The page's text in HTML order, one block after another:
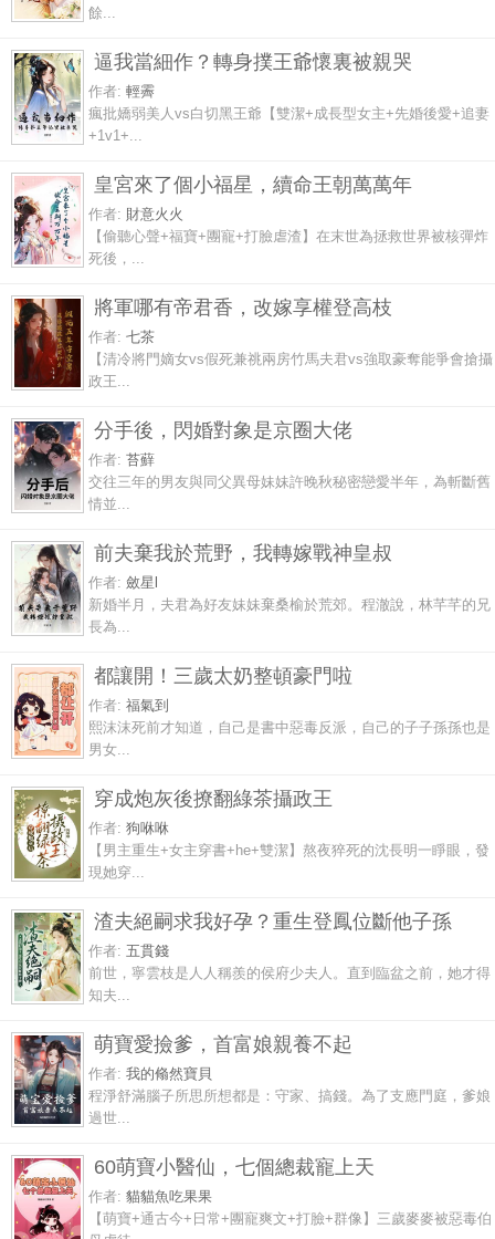
餘...
逼我當細作？轉身撲王爺懷裏被親哭
作者: 輕霽
瘋批嬌弱美人vs白切黑王爺【雙潔+成長型女主+先婚後愛+追妻
+1v1+...
皇宮來了個小福星，續命王朝萬萬年
作者: 財意火火
【偷聽心聲+福寶+團寵+打臉虐渣】在末世為拯救世界被核彈炸
死後，...
將軍哪有帝君香，改嫁享權登高枝
作者: 七茶
【清冷將門嫡女vs假死兼祧兩房竹馬夫君vs強取豪奪能爭會搶攝
政王...
分手後，閃婚對象是京圈大佬
作者: 苔蘚
交往三年的男友與同父異母妹妹許晚秋秘密戀愛半年，為斬斷舊
情並...
前夫棄我於荒野，我轉嫁戰神皇叔
作者: 斂星l
新婚半月，夫君為好友妹妹棄桑榆於荒郊。程澈說，林芊芊的兄
長為...
都讓開！三歲太奶整頓豪門啦
作者: 福氣到
熙沫沫死前才知道，自己是書中惡毒反派，自己的子子孫孫也是
男女...
穿成炮灰後撩翻綠茶攝政王
作者: 狗咻咻
【男主重生+女主穿書+he+雙潔】熬夜猝死的沈長明一睜眼，發
現她穿...
渣夫絕嗣求我好孕？重生登鳳位斷他子孫
作者: 五貫錢
前世，寧雲枝是人人稱羨的侯府少夫人。直到臨盆之前，她才得
知夫...
萌寶愛撿爹，首富娘親養不起
作者: 我的翛然寶貝
程淨舒滿腦子所思所想都是：守家、搞錢。為了支應門庭，爹娘
過世...
60萌寶小醫仙，七個總裁寵上天
作者: 貓貓魚吃果果
【萌寶+通古今+日常+團寵爽文+打臉+群像】三歲麥麥被惡毒伯